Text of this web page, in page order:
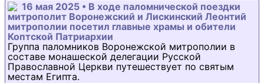
16 мая 2025 • В ходе паломнической поездки
митрополит Воронежский и Лискинский Леонтий
митрополии посетил главные храмы и обители
Коптской Патриархии
Группа паломников Воронежской митрополии в
составе монашеской делегации Русской
Православной Церкви путешествует по святым
местам Египта.